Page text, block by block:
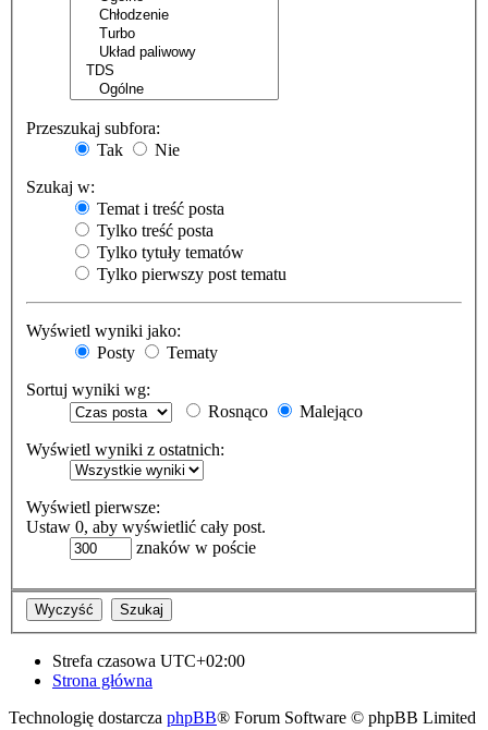
Przeszukaj subfora:
Tak
Nie
Szukaj w:
Temat i treść posta
Tylko treść posta
Tylko tytuły tematów
Tylko pierwszy post tematu
Wyświetl wyniki jako:
Posty
Tematy
Sortuj wyniki wg:
Rosnąco
Malejąco
Wyświetl wyniki z ostatnich:
Wyświetl pierwsze:
Ustaw 0, aby wyświetlić cały post.
znaków w poście
Strefa czasowa UTC+02:00
Strona główna
Technologię dostarcza phpBB® Forum Software © phpBB Limited